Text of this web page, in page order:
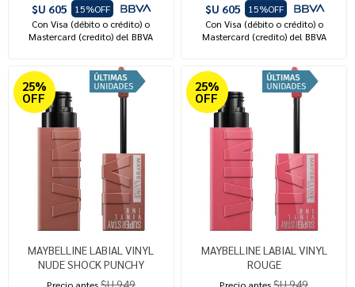
$U 605
15%OFF
Con Visa (débito o crédito) o
Mastercard (credito) del BBVA
$U 605
15%OFF
Con Visa (débito o crédito) o
Mastercard (credito) del BBVA
25%
OFF
MAYBELLINE LABIAL VINYL
NUDE SHOCK PUNCHY
Precio antes$U 949
25%
OFF
MAYBELLINE LABIAL VINYL
ROUGE
Precio antes$U 949